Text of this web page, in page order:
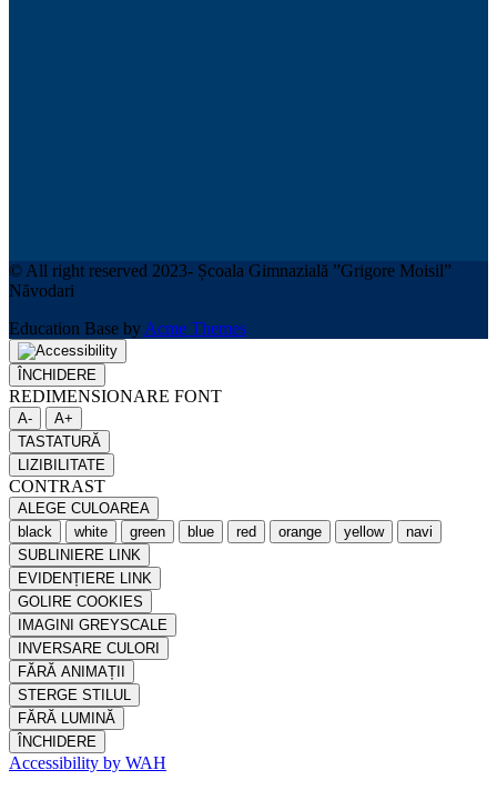
© All right reserved 2023- Școala Gimnazială ”Grigore Moisil”
Năvodari
Education Base by Acme Themes
ÎNCHIDERE
REDIMENSIONARE FONT
A-
A+
TASTATURĂ
LIZIBILITATE
CONTRAST
ALEGE CULOAREA
black
white green blue red orange yellow
navi
SUBLINIERE LINK
EVIDENȚIERE LINK
GOLIRE COOKIES
IMAGINI GREYSCALE
INVERSARE CULORI
FĂRĂ ANIMAȚII
STERGE STILUL
FĂRĂ LUMINĂ
ÎNCHIDERE
Accessibility by WAH